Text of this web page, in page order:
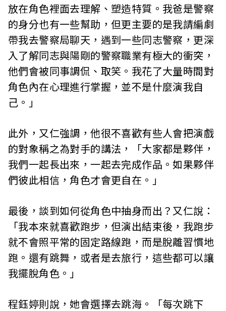
放在角色裡面去理解、塑造特質。我爸是警察
的身分也有一些幫助，但更主要的是我請編劇
帶我去警察局聊天，遇到一些同志警察，更深
入了解同志與陽剛的警察職業有極大的衝突，
他們會被同事調侃、取笑。我花了大量時間對
角色內在心理進行掌握，並不是什麼演我自
己。」
此外，又仁強調，他很不喜歡有些人會把演戲
的對象稱之為對手的講法，「大家都是夥伴，
我們一起長出來，一起去完成作品。如果夥伴
們彼此相信，角色才會更自在。」
最後，談到如何從角色中抽身而出？又仁說：
「我本來就喜歡跑步，但演出結束後，我跑步
就不會照平常的固定路線跑，而是脫離習慣地
跑。還有跳舞，或者是去旅行，這些都可以讓
我擺脫角色。」
程鈺婷則說，她會選擇去跳海。「每次跳下